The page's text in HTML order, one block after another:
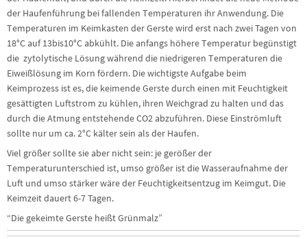
der Haufenführung bei fallenden Temperaturen ihr Anwendung. Die
Temperaturen im Keimkasten der Gerste wird erst nach zwei Tagen von
18°C auf 13bis10°C abkühlt. Die anfangs höhere Temperatur begünstigt
die zytolytische Lösung während die niedrigeren Temperaturen die
Eiweißlösung im Korn fördern. Die wichtigste Aufgabe beim
Keimprozess ist es, die keimende Gerste durch einen mit Feuchtigkeit
gesättigten Luftstrom zu kühlen, ihren Weichgrad zu halten und das
durch die Atmung entstehende CO2 abzuführen. Diese Einströmluft
sollte nur um ca. 2°C kälter sein als der Haufen.
Viel größer sollte sie aber nicht sein: je gerößer der
Temperaturunterschied ist, umso größer ist die Wasseraufnahme der
Luft und umso stärker wäre der Feuchtigkeitsentzug im Keimgut. Die
Keimzeit dauert 6-7 Tagen.
“Die gekeimte Gerste heißt Grünmalz”